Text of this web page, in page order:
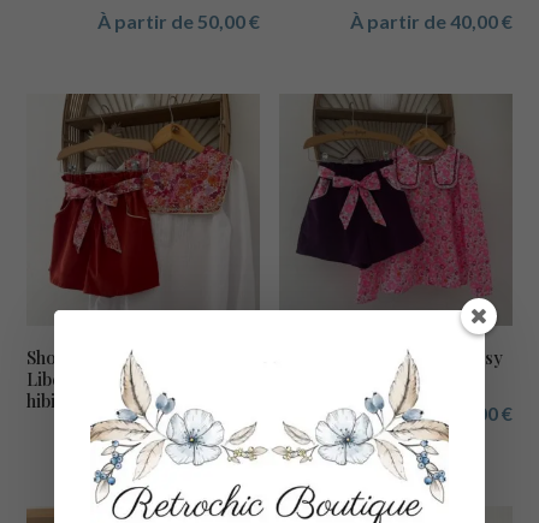
À partir de50,00€ À partir de40,00€
Short Azilis velours et
Liberty Margaret annie
hibiscus
À partir de38,00€
Blouse Soizic Liberty Betsy
À partir de 57,00€